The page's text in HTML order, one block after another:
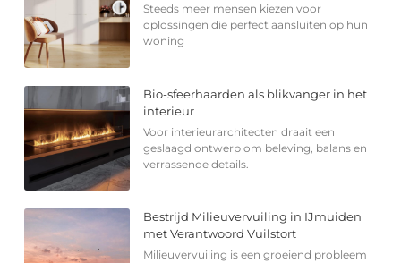
Steeds meer mensen kiezen voor
oplossingen die perfect aansluiten op hun
woning
Bio-sfeerhaarden als blikvanger in het
interieur
Voor interieurarchitecten draait een
geslaagd ontwerp om beleving, balans en
verrassende details.
Bestrijd Milieuvervuiling in IJmuiden
met Verantwoord Vuilstort
Milieuvervuiling is een groeiend probleem